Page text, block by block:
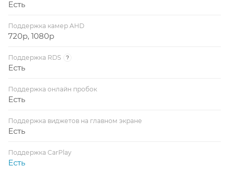
Есть
Поддержка камер AHD
720p, 1080p
Поддержка RDS ?
Есть
Поддержка онлайн пробок
Есть
Поддержка виджетов на главном экране
Есть
Поддержка CarPlay
Есть